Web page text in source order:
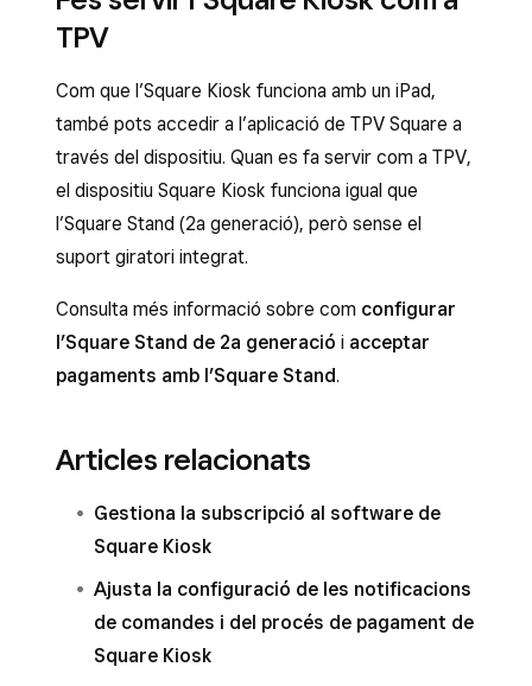
TPV
Com que l’Square Kiosk funciona amb un iPad,
també pots accedir a l’aplicació de TPV Square a
través del dispositiu. Quan es fa servir com a TPV,
el dispositiu Square Kiosk funciona igual que
l’Square Stand (2a generació), però sense el
suport giratori integrat.
Consulta més informació sobre com configurar
l’Square Stand de 2a generació i acceptar
pagaments amb l’Square Stand.
Articles relacionats
Gestiona la subscripció al software de
Square Kiosk
Ajusta la configuració de les notificacions
de comandes i del procés de pagament de
Square Kiosk